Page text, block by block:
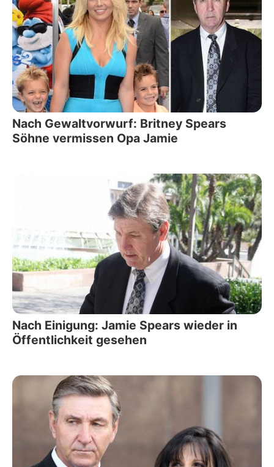
Nach Gewaltvorwurf: Britney Spears
Söhne vermissen Opa Jamie
Nach Einigung: Jamie Spears wieder in
Öffentlichkeit gesehen